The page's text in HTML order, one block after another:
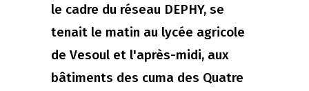
le cadre du réseau DEPHY, se
tenait le matin au lycée agricole
de Vesoul et l'après-midi, aux
bâtiments des cuma des Quatre